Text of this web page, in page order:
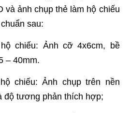
và ảnh chụp thẻ làm hộ chiếu
sau:
chiếu: Ảnh cỡ 4x6cm, bề
– 40mm.
chiếu: Ảnh chụp trên nền
độ tương phản thích hợp;